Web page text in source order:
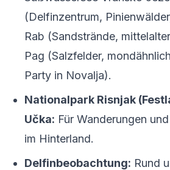
(Delfinzentrum,
Rab (Sandstrände,
Pag (Salzfelder,
Party in Novalja).
Nationalpark Risnjak
Učka: Für Wanderungen
im Hinterland.
Delfinbeobachtung: Rund